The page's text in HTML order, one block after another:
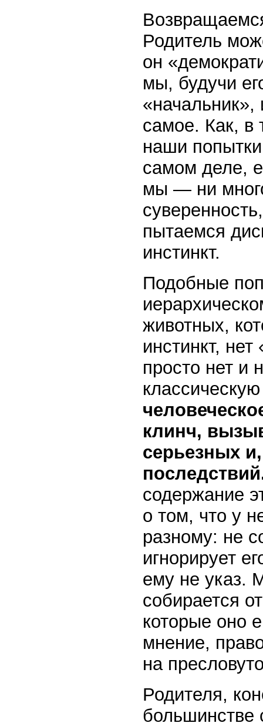
Родитель
он
мы, будучи
«начальник»,
самое. Как, в
наши
самом деле,
мы — ни
пытаемся
инстинкт.
Подобные
животных,
инстинкт,
просто нет и
че
клинч,
серьезных
содержание
о том, что у
разному: не
игнорирует
ему не указ.
собирается
которые оно
мнение,
на
Родителя,
большинстве